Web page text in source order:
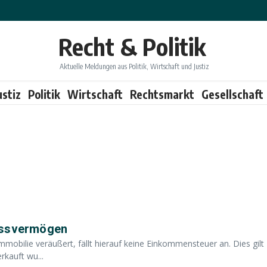
Recht & Politik
Aktuelle Meldungen aus Politik, Wirtschaft und Justiz
Politik Wirtschaft Rechtsmarkt Gesellschaft
veräußert, fällt hierauf keine Einkommensteuer an. Dies gilt
wu...